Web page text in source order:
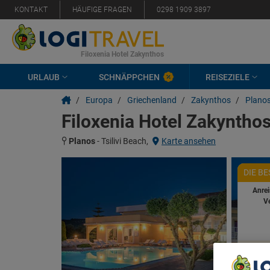
KONTAKT HÄUFIGE FRAGEN 0298 1909 3897
Filoxenia Hotel Zakynthos
URLAUB SCHNÄPPCHEN REISEZIELE
/ Europa / Griechenland / Zakynthos /
Filoxenia Hotel
Planos-Tsilivi Beach, Karte ansehen
DIE